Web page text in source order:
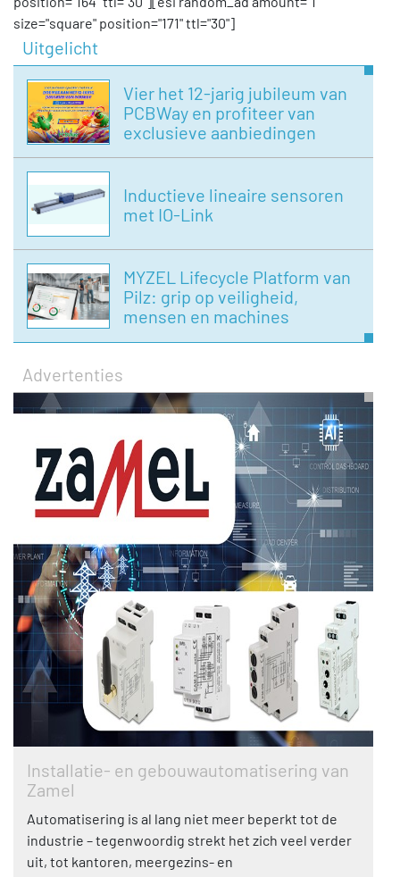
size="square" position="171" ttl="30"]
Uitgelicht
Vier het 12-jarig jubileum van
PCBWay en profiteer van
exclusieve aanbiedingen
Inductieve lineaire sensoren
met IO-Link
MYZEL Lifecycle Platform van
Pilz: grip op veiligheid,
mensen en machines
Advertenties
Installatie- en gebouwautomatisering van
Zamel
Automatisering is al lang niet meer beperkt tot de
industrie – tegenwoordig strekt het zich veel verder
uit, tot kantoren, meergezins- en